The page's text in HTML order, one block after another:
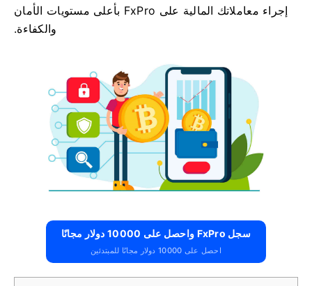
إجراء معاملاتك المالية على FxPro بأعلى مستويات الأمان
والكفاءة.
سجل FxPro واحصل على 10000 دولار مجانًا
احصل على 10000 دولار مجانًا للمبتدئين